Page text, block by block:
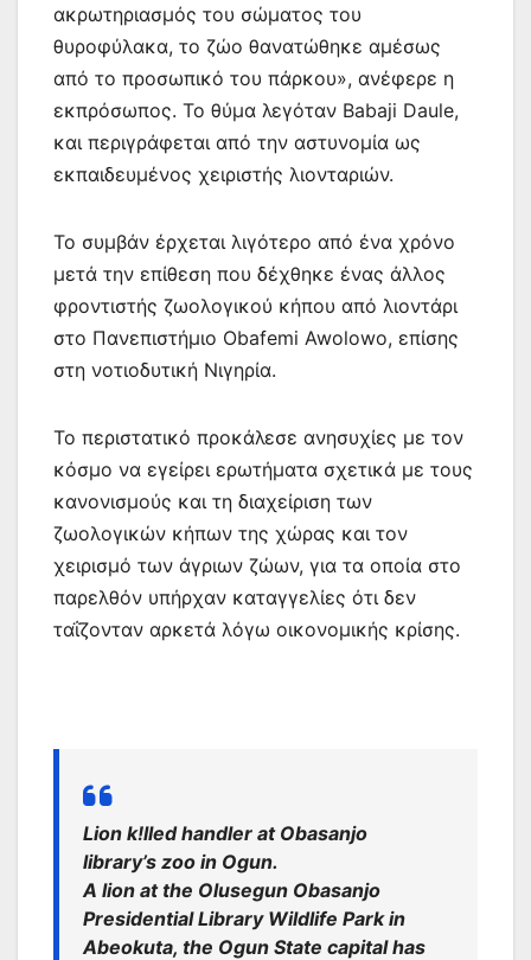
ακρωτηριασμός του σώματος του
θυροφύλακα, το ζώο θανατώθηκε αμέσως
από το προσωπικό του πάρκου», ανέφερε η
εκπρόσωπος. Το θύμα λεγόταν Babaji Daule,
και περιγράφεται από την αστυνομία ως
εκπαιδευμένος χειριστής λιονταριών.
Το συμβάν έρχεται λιγότερο από ένα χρόνο
μετά την επίθεση που δέχθηκε ένας άλλος
φροντιστής ζωολογικού κήπου από λιοντάρι
στο Πανεπιστήμιο Obafemi Awolowo, επίσης
στη νοτιοδυτική Νιγηρία.
Το περιστατικό προκάλεσε ανησυχίες με τον
κόσμο να εγείρει ερωτήματα σχετικά με τους
κανονισμούς και τη διαχείριση των
ζωολογικών κήπων της χώρας και τον
χειρισμό των άγριων ζώων, για τα οποία στο
παρελθόν υπήρχαν καταγγελίες ότι δεν
ταΐζονταν αρκετά λόγω οικονομικής κρίσης.
Lion k!lled handler at Obasanjo
library’s zoo in Ogun.
A lion at the Olusegun Obasanjo
Presidential Library Wildlife Park in
Abeokuta, the Ogun State capital has